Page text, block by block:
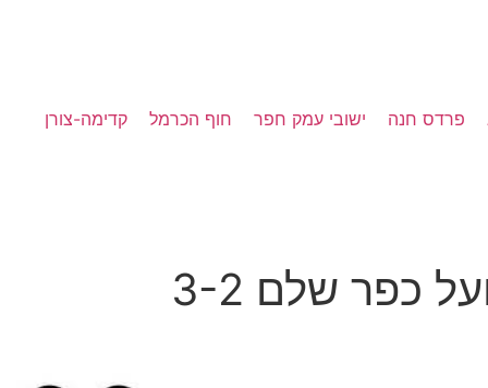
פרדס חנה ישובי עמק חפר חוף הכרמל קדימה-צורן